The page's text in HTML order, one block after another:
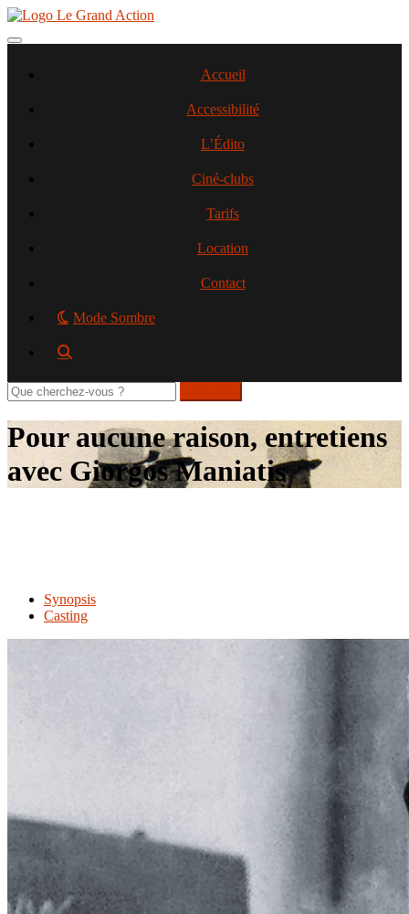
Aller
contenu
Toggle navigation
Accueil
Accessibilité
L’Édito
Ciné-clubs
Tarifs
Location
Contact
Mode Sombre
Rechercher
sur
le
site
Pour aucune raison, entretiens
avec Giorgos Maniatis
Synopsis
Casting